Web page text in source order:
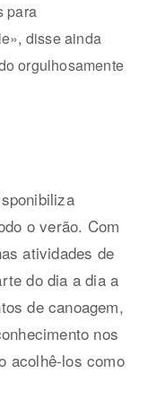
para
disse ainda
orgulhosamente
o verão. Com
atividades de
do dia a dia a
de canoagem,
nos
acolhê-los como